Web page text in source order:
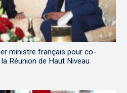
ministre français pour co-
Réunion de Haut Niveau